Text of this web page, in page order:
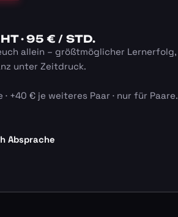
· 95 € / STD.
allein – größtmöglicher Lernerfolg,
unter Zeitdruck.
+40 € je weiteres Paar · nur für Paare.
Absprache